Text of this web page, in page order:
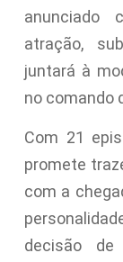
anunciado
atração,
juntará à
no comando
Com 21
promete
com a
decisão